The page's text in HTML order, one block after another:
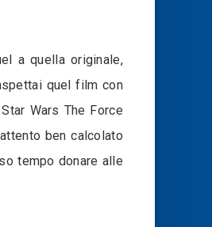
a quella originale,
quel film con
Wars The Force
ben calcolato
tempo donare alle